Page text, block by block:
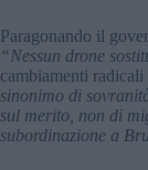
Paragonando il
“Nessun drone
cambiamenti
sinonimo di
sul merito, non di
subordinazione a